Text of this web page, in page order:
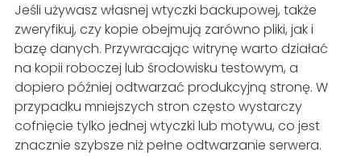
Jeśli używasz własnej wtyczki backupowej, także
zweryfikuj, czy kopie obejmują zarówno pliki, jak i
bazę danych. Przywracając witrynę warto działać
na kopii roboczej lub środowisku testowym, a
dopiero później odtwarzać produkcyjną stronę. W
przypadku mniejszych stron często wystarczy
cofnięcie tylko jednej wtyczki lub motywu, co jest
znacznie szybsze niż pełne odtwarzanie serwera.